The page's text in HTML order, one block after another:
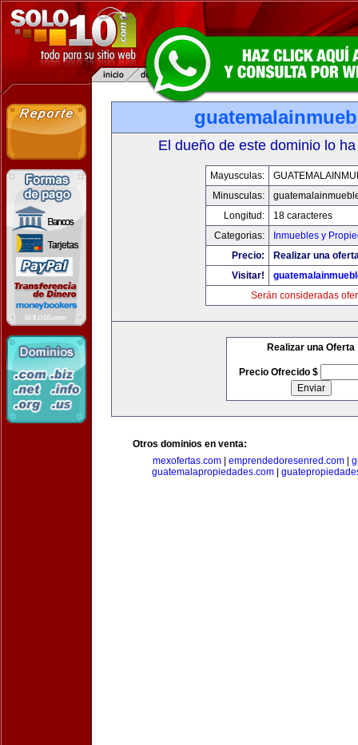
El dueño de este dominio lo
Mayusculas:
Minusculas:
Longitud:
18 caracteres
Categorias:
Inmuebles y
Precio:
Realizar una
Visitar!
Serán consideradas
Realizar una Oferta
Precio Ofrecido $
Otros dominios en venta:
mexofertas.com
emprendedoresenred.com
guatemalapropiedades.com|